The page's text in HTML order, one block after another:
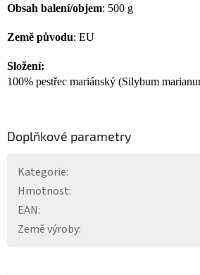
Obsah balení/objem: 500 g
Země původu: EU
Složení:
100% pestřec mariánský (Silybum
Doplňkové parametry
Kategorie:
Hmotnost:
EAN:
Země výroby: